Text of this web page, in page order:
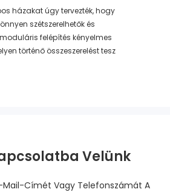
házakat úgy tervezték, hogy
szétszerelhetők és
felépítés kényelmes
történő összeszerelést tesz
Velünk
Mail-Címét Vagy Telefonszámát A